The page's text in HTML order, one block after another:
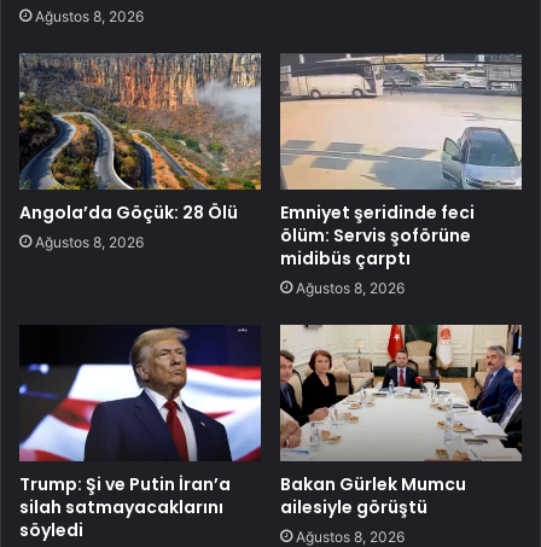
Ağustos 8, 2026
Angola’da Göçük: 28 Ölü
Ağustos 8, 2026
Emniyet şeridinde feci
ölüm: Servis şoförüne
midibüs çarptı
Ağustos 8, 2026
Trump: Şi ve Putin İran’a
silah satmayacaklarını
söyledi
Bakan Gürlek Mumcu
ailesiyle görüştü
Ağustos 8, 2026